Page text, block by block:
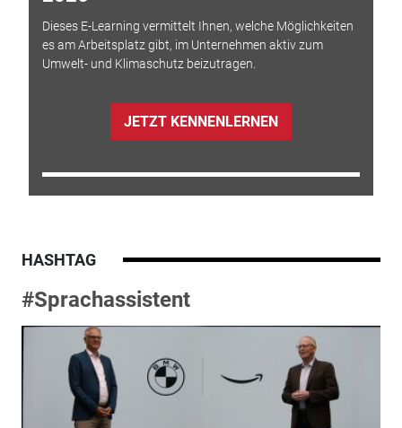
Dieses E-Learning vermittelt Ihnen, welche Möglichkeiten
es am Arbeitsplatz gibt, im Unternehmen aktiv zum
Umwelt- und Klimaschutz beizutragen.
JETZT KENNENLERNEN
HASHTAG
#Sprachassistent